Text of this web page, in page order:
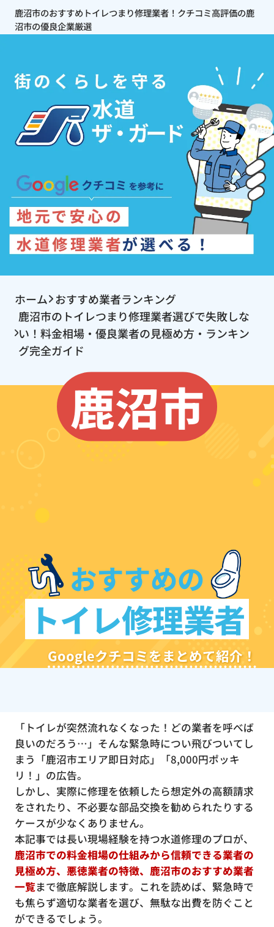
鹿沼市のおすすめトイレつまり修理業者！クチコミ高評価の鹿
沼市の優良企業厳選
ホーム おすすめ業者ランキング
鹿沼市のトイレつまり修理業者選びで失敗しな
い！料金相場・優良業者の見極め方・ランキン
グ完全ガイド
鹿沼市
おすすめの
トイレ修理業者
Googleクチコミをまとめて紹介！
「トイレが突然流れなくなった！どの業者を呼べば
良いのだろう…」そんな緊急時につい飛びついてし
まう「鹿沼市エリア即日対応」「8,000円ポッキ
リ！」の広告。
しかし、実際に修理を依頼したら想定外の高額請求
をされたり、不必要な部品交換を勧められたりする
ケースが少なくありません。
本記事では長い現場経験を持つ水道修理のプロが、
鹿沼市での料金相場の仕組みから信頼できる業者の
見極め方、悪徳業者の特徴、鹿沼市のおすすめ業者
一覧まで徹底解説します。これを読めば、緊急時で
も焦らず適切な業者を選び、無駄な出費を防ぐこと
ができるでしょう。